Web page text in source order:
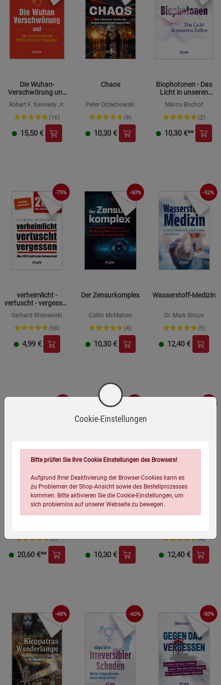
Die Wuhan-
Verschwörung und
Wettrüsten mit
Biowaffen
Robert F. Kennedy Jr.
(16)
15,50 €
Chaos
Peter Orzechowski
(9)
10,30 €
Biophotonen - Das
Licht in unseren
Marco Bischof
(2)
10,30 €**
-75%
verheimlicht -
vertuscht - vergessen
Gerhard Wisnewski
(68)
4,99 €
-50%
Der Zensurkomplex
Collin McMahon
(4)
10,30 €
-52%
Wasserstoff-Medizin
Dr. Mark Sircus
(5)
12,40 €
Die Kreatur von Jekyll
Island
(2)
20,60 €**
Digitale
Zentralbankwährung
10,30 €
(4)
12,40 €
-48% -60% -50%
Cookie-Einstellungen
Bitte prüfen Sie Ihre Cookie Einstellungen des Browsers!
Aufgrund Ihrer Deaktivierung der Browser-Cookies kann es
zu Problemen der Shop-Ansicht sowie des Bestellprozesses
kommen. Bitte aktivieren Sie die Cookie-Einstellungen, um
sich problemlos auf unserer Webseite zu bewegen.
Zurück Einstellungen speichern für die Gruppe
Einwilligung nicht erteilen
Notwendige Cookies (5)
Beschreibung Notwendige Cookies
Cookie-Informationen